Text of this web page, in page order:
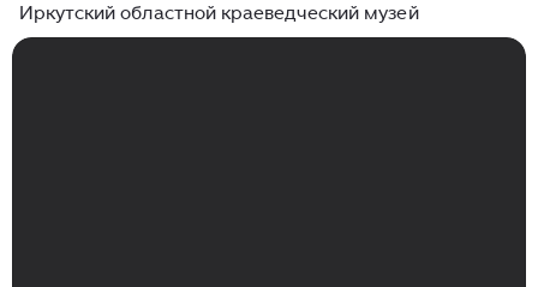
Иркутский областной краеведческий музей